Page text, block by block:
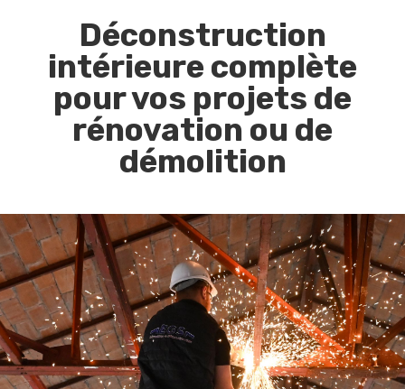
Déconstruction
intérieure complète
pour vos projets de
rénovation ou de
démolition